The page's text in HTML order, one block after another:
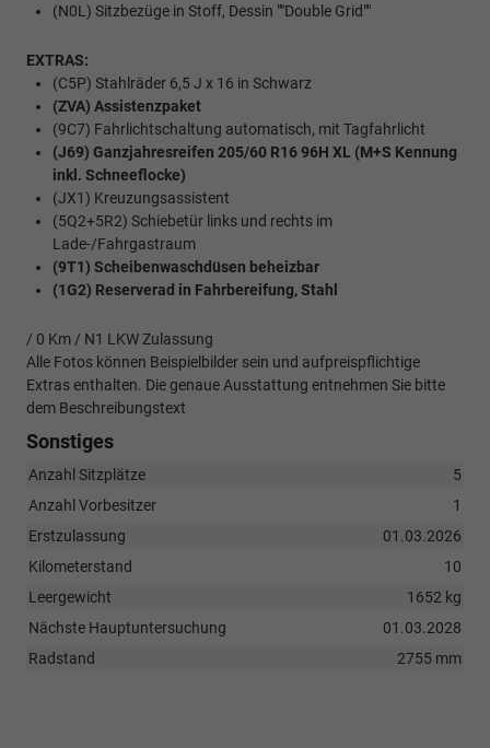
(N0L) Sitzbezüge in Stoff, Dessin ""Double Grid""
EXTRAS:
(C5P) Stahlräder 6,5 J x 16 in Schwarz
(ZVA) Assistenzpaket
(9C7) Fahrlichtschaltung automatisch, mit Tagfahrlicht
(J69) Ganzjahresreifen 205/60 R16 96H XL (M+S Kennung
inkl. Schneeflocke)
(JX1) Kreuzungsassistent
(5Q2+5R2) Schiebetür links und rechts im
Lade-/Fahrgastraum
(9T1) Scheibenwaschdüsen beheizbar
(1G2) Reserverad in Fahrbereifung, Stahl
/ 0 Km / N1 LKW Zulassung
Alle Fotos können Beispielbilder sein und aufpreispflichtige
Extras enthalten. Die genaue Ausstattung entnehmen Sie bitte
dem Beschreibungstext
Sonstiges
Anzahl Sitzplätze
5
Anzahl Vorbesitzer
1
Erstzulassung
01.03.2026
Kilometerstand
10
Leergewicht
1652 kg
Nächste Hauptuntersuchung
01.03.2028
Radstand
2755 mm